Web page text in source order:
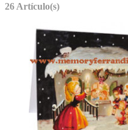
26 Artículo(s)